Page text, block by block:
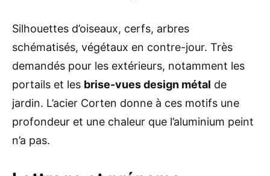
Silhouettes d’oiseaux, cerfs, arbres
schématisés, végétaux en contre-jour. Très
demandés pour les extérieurs, notamment les
portails et les brise-vues design métal de
jardin. L’acier Corten donne à ces motifs une
profondeur et une chaleur que l’aluminium peint
n’a pas.